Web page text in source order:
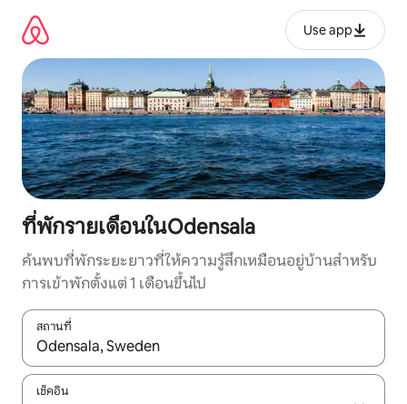
เนื้อหา
Use app
ที่พักรายเดือนในOdensala
ค้นพบที่พักระยะยาวที่ให้ความรู้สึกเหมือนอยู่บ้านสำหรับ
การเข้าพักตั้งแต่ 1 เดือนขึ้นไป
สถานที่
ใช้ลูกศรขึ้นลง หรือใช้การสัมผัสหรือปัด เพื่อสำรวจผลการค้นหา
เช็คอิน